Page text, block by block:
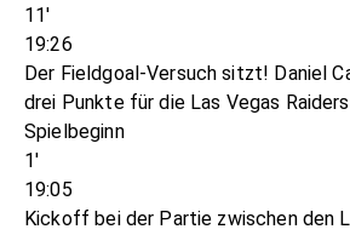
11'
19:26
Der Fieldgoal-Versuch sitzt! Daniel
drei Punkte für die Las Vegas
Spielbeginn
1'
19:05
Kickoff bei der Partie zwischen den